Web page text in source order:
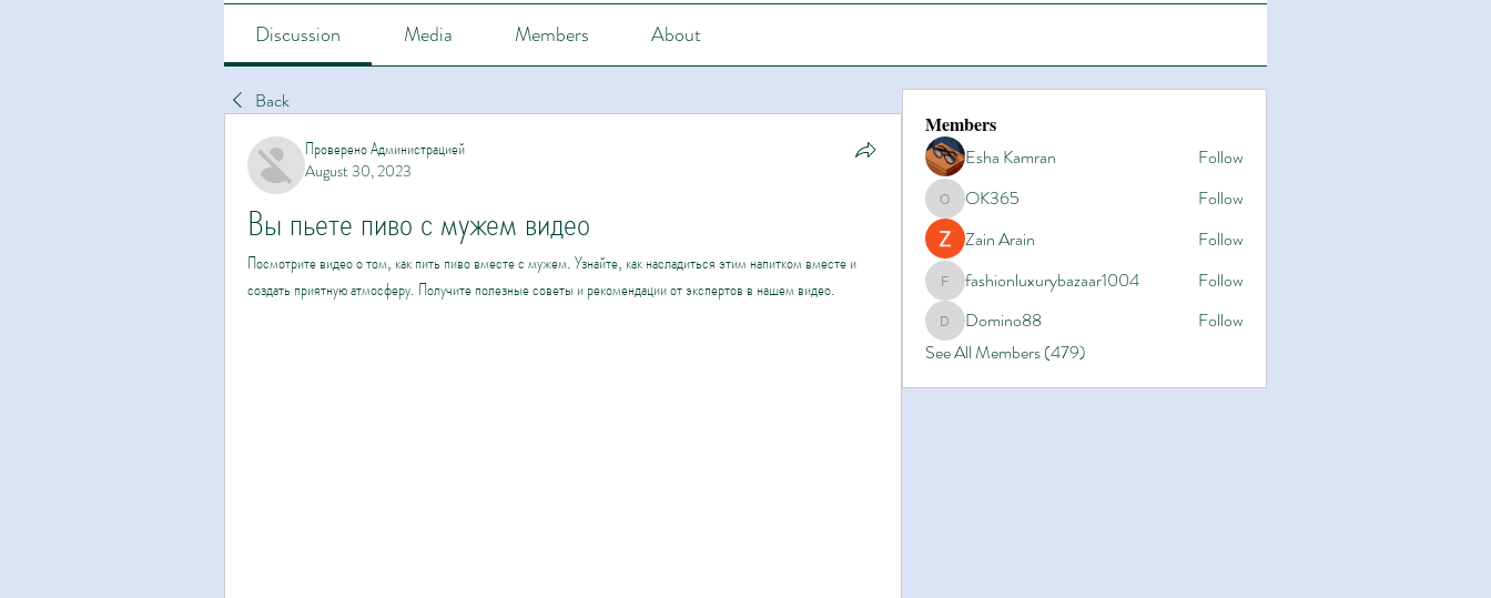
Discussion Media Members About
Back
Проверено Администрацией
August 30, 2023
Вы пьете пиво с мужем видео
Посмотрите видео о том, как пить пиво вместе с мужем. Узнайте, как насладиться этим напитком вместе и
создать приятную атмосферу. Получите полезные советы и рекомендации от экспертов в нашем видео.
Members
Esha Kamran
Follow
OK365OK365
Follow
Zain Arain
Follow
fashionluxurybazaar1004
fashionluxurybazaar1004 Follow
Domino88
Domino88
Follow
See All Members (479)